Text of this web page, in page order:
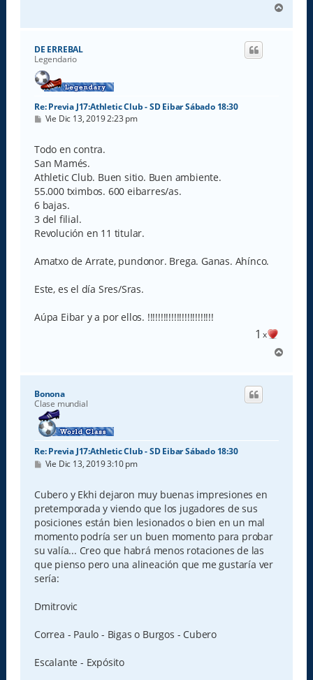
r
DE ERREBAL
Legendario
Re: Previa J17:Athletic Club - SD Eibar Sábado 18:30
M
s
a
j
e
Vie Dic 13, 2019 2:23 pm
Todo en contra.
San Mamés.
Athletic Club. Buen sitio. Buen ambiente.
55.000 tximbos. 600 eibarres/as.
6 bajas.
3 del filial.
Revolución en 11 titular.
Amatxo de Arrate, pundonor. Brega. Ganas. Ahínco.
Este, es el día Sres/Sras.
Aúpa Eibar y a por ellos. !!!!!!!!!!!!!!!!!!!!!!!!!
1 x
r
Bonona
Clase mundial
Re: Previa J17:Athletic Club - SD Eibar Sábado 18:30
M
s
a
j
e
Vie Dic 13, 2019 3:10 pm
Cubero y Ekhi dejaron muy buenas impresiones en
pretemporada y viendo que los jugadores de sus
posiciones están bien lesionados o bien en un mal
momento podría ser un buen momento para probar
su valía... Creo que habrá menos rotaciones de las
que pienso pero una alineación que me gustaría ver
sería:
Dmitrovic
Correa - Paulo - Bigas o Burgos - Cubero
Escalante - Expósito